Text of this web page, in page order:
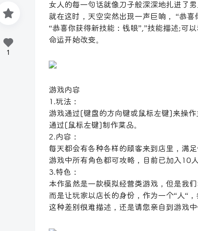
女人的每一句话就像刀子般深深地扎进了男
就在这时，天空突然出现一声巨响， “恭喜
“恭喜你获得新技能：钱眼”,”技能描述;可
命运开始改变。
游戏内容
1.玩法：
游戏通过[键盘的方向键或鼠标左键]来操
通过[鼠标左键]制作菜品。
2.内容：
每天都会有各种各样的顾客来到店里，满
游戏中所有角色都可攻略，目前已加入10人
3.特色：
本作虽然是一款模拟经营类游戏，但是我
而是让玩家以店长的身份，作为一个“人“
这种差别很难描述，还是请您亲自到游戏中
1